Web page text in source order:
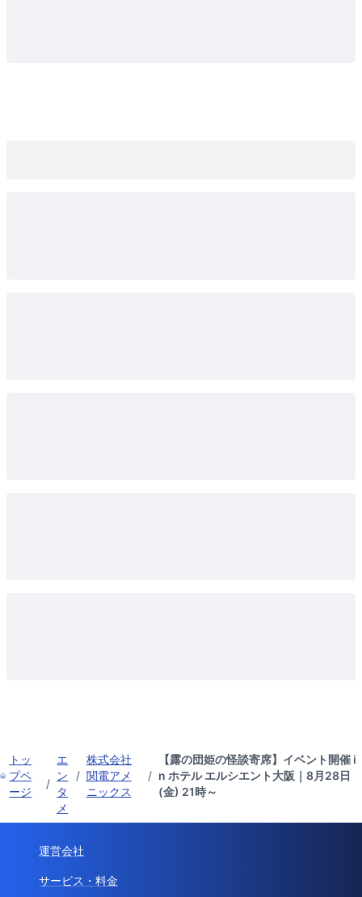
トッ
プペ
ージ
/
エ
ン
タ
メ
/
株式会社
関電アメ
ニックス
/
【露の団姫の怪談寄席】イベント開催 i
n ホテル エルシエント大阪｜8月28日
(金) 21時～
運営会社
サービス・料金